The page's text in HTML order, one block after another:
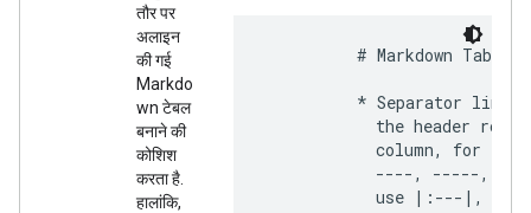
तौर पर
अलाइन
की गई
Markdo
wn टेबल
बनाने की
कोशिश
करता है.
हालांकि,
# Markdown Table
* Separator line:
the header row.
column, for
----, -----,
use |:---|,